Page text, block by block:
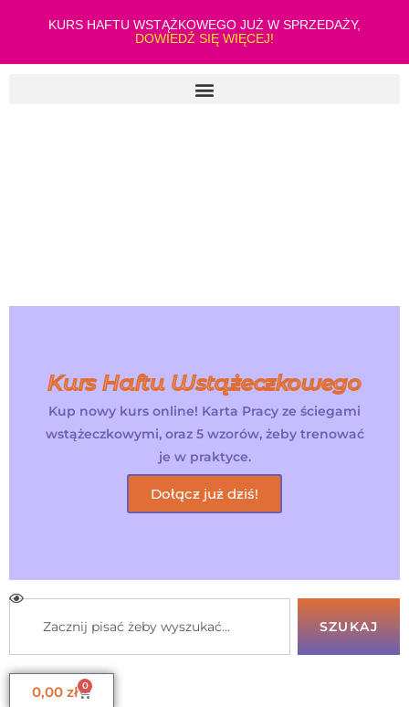
KURS HAFTU WSTĄŻKOWEGO JUŻ W SPRZEDAŻY,
DOWIEDŹ SIĘ WIĘCEJ!
Kurs Haftu Wstążeczkowego
Kup nowy kurs online! Karta Pracy ze ściegami
wstążeczkowymi, oraz 5 wzorów, żeby trenować
je w praktyce.
Dołącz już dziś!
SZUKAJ
0,00 zł 0